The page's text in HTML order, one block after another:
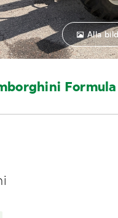
Alla
Formula